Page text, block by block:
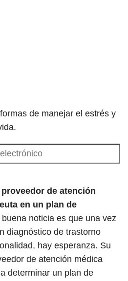
de manejar el estrés y
de atención
en un plan de
buena noticia es que una vez
diagnóstico de trastorno
hay esperanza. Su
de atención médica
determinar un plan de